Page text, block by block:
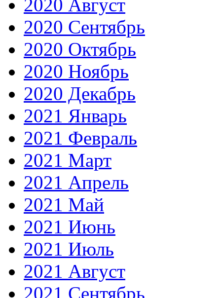
2020 Август
2020 Сентябрь
2020 Октябрь
2020 Ноябрь
2020 Декабрь
2021 Январь
2021 Февраль
2021 Март
2021 Апрель
2021 Май
2021 Июнь
2021 Июль
2021 Август
2021 Сентябрь